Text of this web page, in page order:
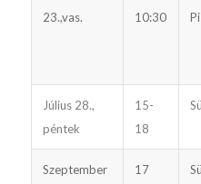
23.,vas.
10:30
Július 28.,
péntek
15-
18
Szeptember
17